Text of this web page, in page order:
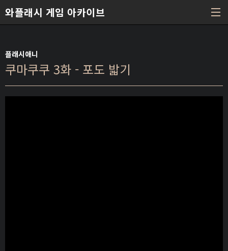
와플래시 게임 아카이브
플래시애니
쿠마쿠쿠 3화 - 포도 밟기